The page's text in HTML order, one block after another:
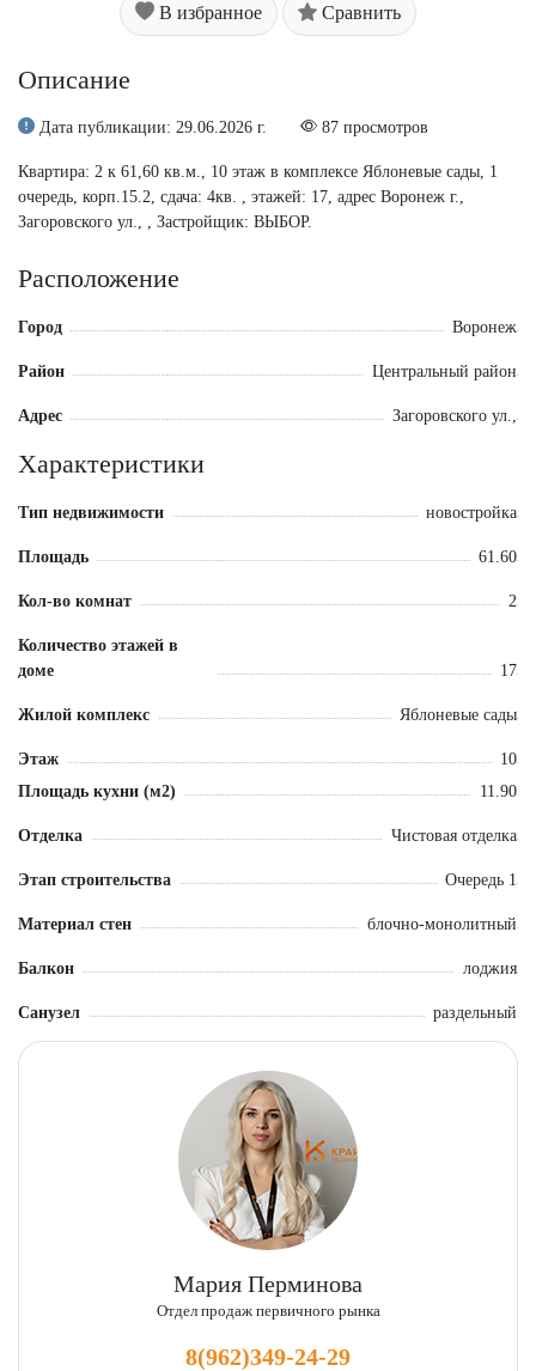
В избранное Сравнить
Описание
Дата публикации: 29.06.2026 г. 87 просмотров
Квартира: 2 к 61,60 кв.м., 10 этаж в комплексе Яблоневые сады, 1
очередь, корп.15.2, сдача: 4кв. , этажей: 17, адрес Воронеж г.,
Загоровского ул., , Застройщик: ВЫБОР.
Расположение
Город Воронеж
Район Центральный район
Адрес Загоровского ул.,
Характеристики
Тип недвижимости новостройка
Площадь 61.60
Кол-во комнат 2
Количество этажей в
доме
17
Жилой комплекс Яблоневые сады
Этаж
10
Площадь кухни (м2)
11.90
Отделка Чистовая отделка
Этап строительства Очередь 1
Материал стен блочно-монолитный
Балкон лоджия
Санузел раздельный
Мария Перминова
Отдел продаж первичного рынка
8(962)349-24-29